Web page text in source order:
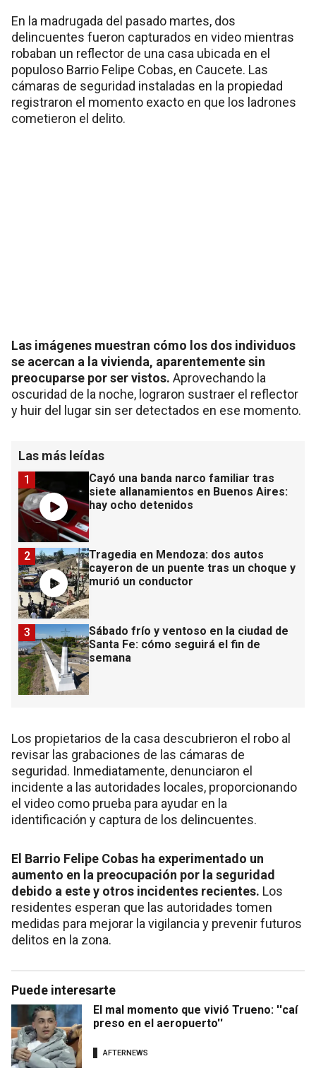
En la madrugada del pasado martes, dos
delincuentes fueron capturados en video mientras
robaban un reflector de una casa ubicada en el
populoso Barrio Felipe Cobas, en Caucete. Las
cámaras de seguridad instaladas en la propiedad
registraron el momento exacto en que los ladrones
cometieron el delito.
Las imágenes muestran cómo los dos individuos
se acercan a la vivienda, aparentemente sin
preocuparse por ser vistos. Aprovechando la
oscuridad de la noche, lograron sustraer el reflector
y huir del lugar sin ser detectados en ese momento.
Las más leídas
Cayó una banda narco familiar tras
siete allanamientos en Buenos Aires:
hay ocho detenidos
1
Tragedia en Mendoza: dos autos
cayeron de un puente tras un choque y
murió un conductor
2
Sábado frío y ventoso en la ciudad de
Santa Fe: cómo seguirá el fin de
semana
3
Los propietarios de la casa descubrieron el robo al
revisar las grabaciones de las cámaras de
seguridad. Inmediatamente, denunciaron el
incidente a las autoridades locales, proporcionando
el video como prueba para ayudar en la
identificación y captura de los delincuentes.
El Barrio Felipe Cobas ha experimentado un
aumento en la preocupación por la seguridad
debido a este y otros incidentes recientes. Los
residentes esperan que las autoridades tomen
medidas para mejorar la vigilancia y prevenir futuros
delitos en la zona.
Puede interesarte
El mal momento que vivió Trueno: ''caí
preso en el aeropuerto''
AFTERNEWS